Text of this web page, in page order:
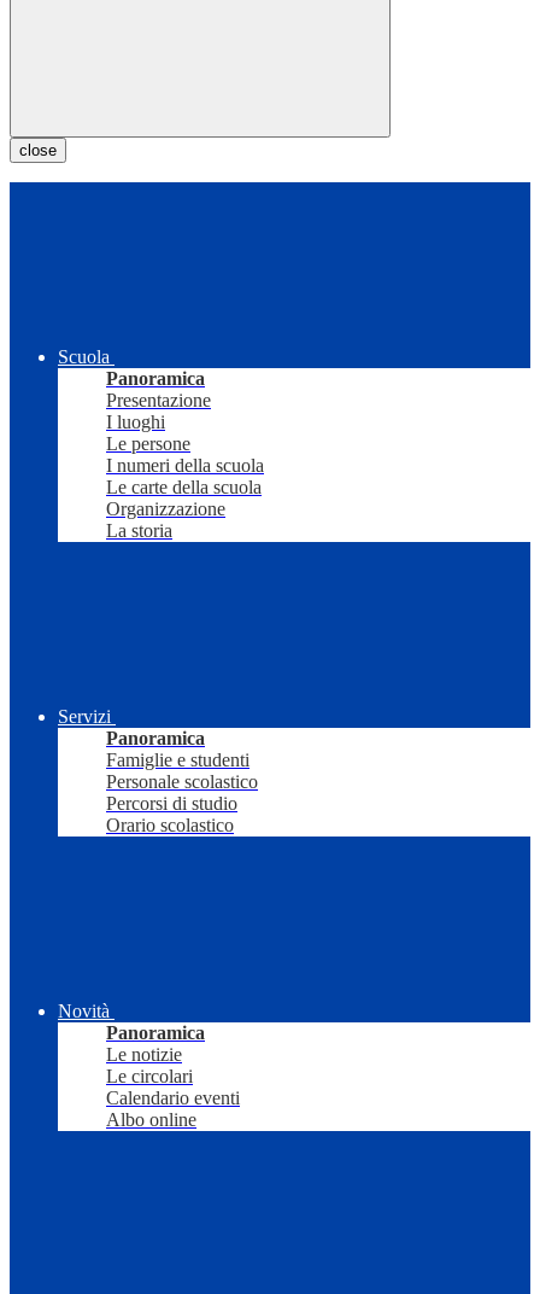
close
Scuola
Panoramica
Presentazione
I luoghi
Le persone
I numeri della scuola
Le carte della scuola
Organizzazione
La storia
Servizi
Panoramica
Famiglie e studenti
Personale scolastico
Percorsi di studio
Orario scolastico
Novità
Panoramica
Le notizie
Le circolari
Calendario eventi
Albo online